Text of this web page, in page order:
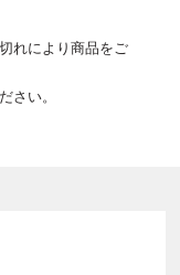
れにより商品をご
さい。